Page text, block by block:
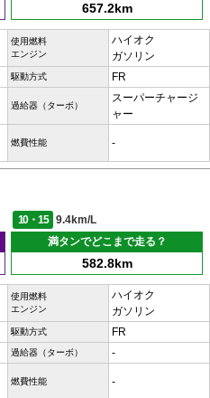
657.2km
使用燃料
エンジン
ハイオク
ガソリン
駆動方式 FR
過給器（ターボ）
スーパーチャージ
ャー
燃費性能 -
10・15
9.4km/L
満タンでどこまで走る？
582.8km
使用燃料
エンジン
ハイオク
ガソリン
駆動方式 FR
過給器（ターボ） -
燃費性能 -